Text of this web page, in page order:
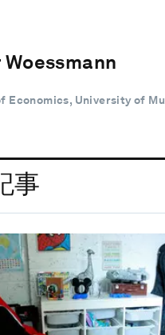
Woessmann
Economics, University of
事